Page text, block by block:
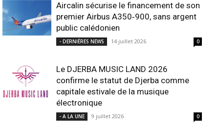
Aircalin sécurise le financement de son
premier Airbus A350‑900, sans argent
public calédonien
- DERNIÈRES NEWS 14 juillet 2026 0
Le DJERBA MUSIC LAND 2026
confirme le statut de Djerba comme
capitale estivale de la musique
électronique
- A LA UNE 9 juillet 2026 0